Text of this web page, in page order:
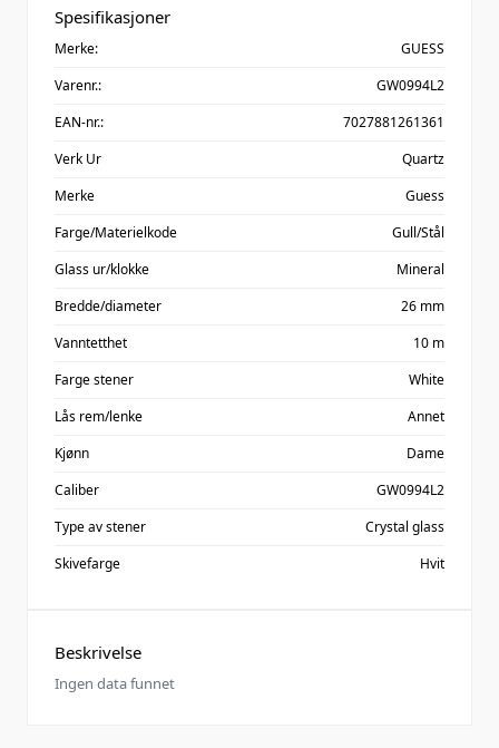
Beskrivelse
Ingen data funnet
Spesifikasjoner
Merke:
GUESS
Varenr.:
GW0994L2
EAN-nr.:
7027881261361
Verk Ur
Quartz
Merke
Guess
Farge/Materielkode
Gull/Stål
Glass ur/klokke
Mineral
Bredde/diameter
26 mm
Vanntetthet
10 m
Farge stener
White
Lås rem/lenke
Annet
Kjønn
Dame
Caliber
GW0994L2
Type av stener
Crystal glass
Skivefarge
Hvit